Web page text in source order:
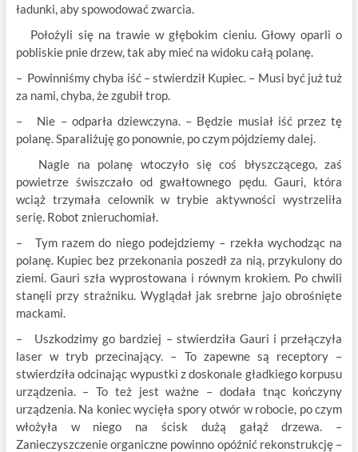
ładunki, aby spowodować zwarcia.
Położyli się na trawie w głębokim cieniu. Głowy oparli o
pobliskie pnie drzew, tak aby mieć na widoku całą polanę.
– Powinniśmy chyba iść – stwierdził Kupiec. – Musi być już tuż
za nami, chyba, że zgubił trop.
– Nie – odparła dziewczyna. – Będzie musiał iść przez tę
polanę. Sparaliżuję go ponownie, po czym pójdziemy dalej.
Nagle na polanę wtoczyło się coś błyszczącego, zaś
powietrze świszczało od gwałtownego pędu. Gauri, która
wciąż trzymała celownik w trybie aktywności wystrzeliła
serię. Robot znieruchomiał.
– Tym razem do niego podejdziemy – rzekła wychodząc na
polanę. Kupiec bez przekonania poszedł za nią, przykulony do
ziemi. Gauri szła wyprostowana i równym krokiem. Po chwili
stanęli przy strażniku. Wyglądał jak srebrne jajo obrośnięte
mackami.
– Uszkodzimy go bardziej – stwierdziła Gauri i przełączyła
laser w tryb przecinający. – To zapewne są receptory –
stwierdziła odcinając wypustki z doskonale gładkiego korpusu
urządzenia. – To też jest ważne – dodała tnąc kończyny
urządzenia. Na koniec wycięła spory otwór w robocie, po czym
włożyła w niego na ścisk dużą gałąź drzewa. –
Zanieczyszczenie organiczne powinno opóźnić rekonstrukcję –